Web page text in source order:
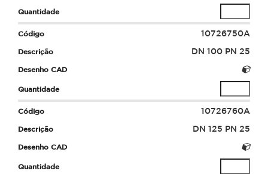
10726750A
DN 100 PN 25
10726760A
DN 125 PN 25